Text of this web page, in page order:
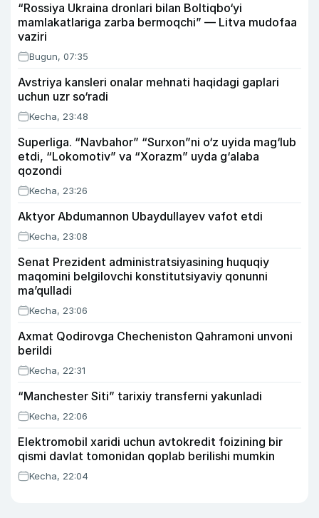
“Rossiya Ukraina dronlari bilan Boltiqbo‘yi
mamlakatlariga zarba bermoqchi” — Litva mudofaa
vaziri
Bugun, 07:35
Avstriya kansleri onalar mehnati haqidagi gaplari
uchun uzr so‘radi
Kecha, 23:48
Superliga. “Navbahor” “Surxon”ni o‘z uyida mag‘lub
etdi, “Lokomotiv” va “Xorazm” uyda g‘alaba
qozondi
Kecha, 23:26
Aktyor Abdu­mannon Ubaydullayev vafot etdi
Kecha, 23:08
Senat Prezident administratsiyasining huquqiy
maqomini belgilovchi konstitutsiyaviy qonunni
ma’qulladi
Kecha, 23:06
Axmat Qodirovga Checheniston Qahramoni unvoni
berildi
Kecha, 22:31
“Manchester Siti” tarixiy transferni yakunladi
Kecha, 22:06
Elektromobil xaridi uchun avtokredit foizining bir
qismi davlat tomonidan qoplab berilishi mumkin
Kecha, 22:04